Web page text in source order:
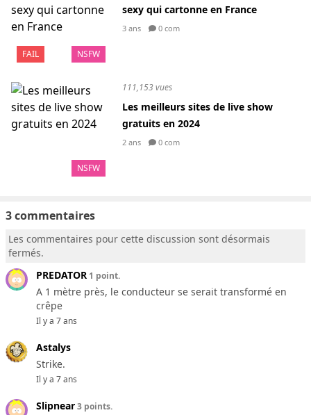
FAIL NSFW
sexy qui cartonne en France
3 ans 0 com
NSFW
111,153 vues
Les meilleurs sites de live show
gratuits en 2024
2 ans 0 com
3 commentaires
Les commentaires pour cette discussion sont désormais
fermés.
PREDATOR 1 point.
A 1 mètre près, le conducteur se serait transformé en
crêpe
Il y a 7 ans
Astalys
Strike.
Il y a 7 ans
Slipnear3 points.